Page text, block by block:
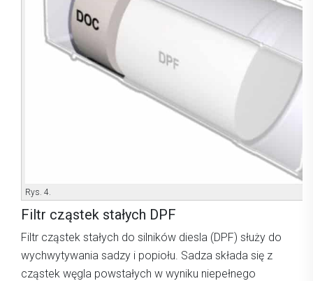
Rys. 4.
Filtr cząstek stałych DPF
Filtr cząstek stałych do silników diesla (DPF) służy do
wychwytywania sadzy i popiołu. Sadza składa się z
cząstek węgla powstałych w wyniku niepełnego